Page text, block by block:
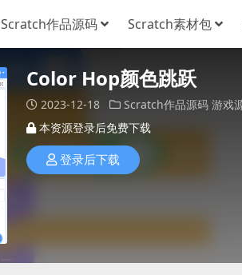
Scratch作品源码 Scratch素材包
Color Hop颜色跳跃
2023-12-18 Scratch作品源码 游戏
本资源登录后免费下载
登录后下载